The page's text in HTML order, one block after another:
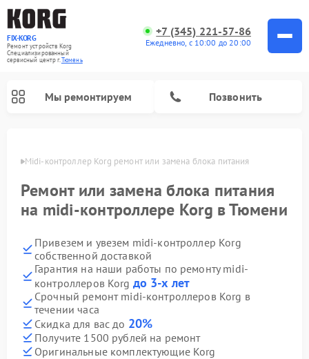
FIX-KORG
Ремонт устройств Korg
Специализированный
cервисный центр г.Тюмень
+7 (345) 221-57-86
Ежедневно, с 10:00 до 20:00
Мы ремонтируем Позвонить
Midi-контроллер Korg ремонт или замена блока питания
Ремонт или замена блока питания
на midi-контроллере Korg в Тюмени
Привезем и увезем midi-контроллер Korg
собственной доставкой
Гарантия на наши работы по ремонту midi-
контроллеров Korg до 3-х лет
Срочный ремонт midi-контроллеров Korg в
течении часа
Скидка для вас до 20%
Получите 1500 рублей на ремонт
Оригинальные комплектующие Korg